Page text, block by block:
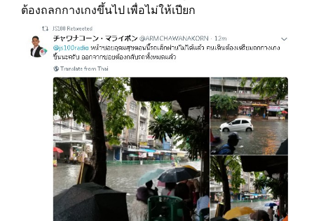
ต้องถลกกางเกงขึ้นไป เพื่อไม่ให้เปียก